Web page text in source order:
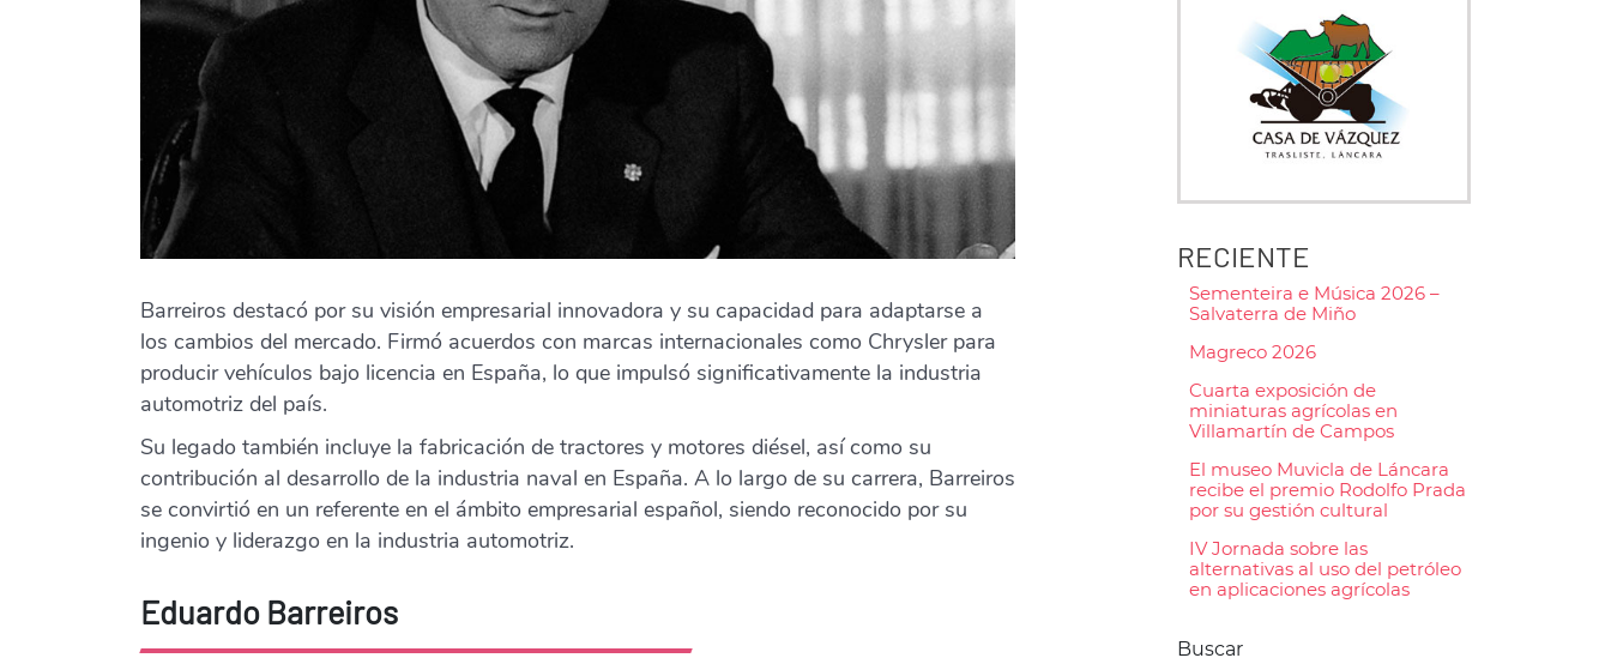
Barreiros destacó por su visión empresarial innovadora y su capacidad para adaptarse a
los cambios del mercado. Firmó acuerdos con marcas internacionales como Chrysler para
producir vehículos bajo licencia en España, lo que impulsó significativamente la industria
automotriz del país.
Su legado también incluye la fabricación de tractores y motores diésel, así como su
contribución al desarrollo de la industria naval en España. A lo largo de su carrera, Barreiros
se convirtió en un referente en el ámbito empresarial español, siendo reconocido por su
ingenio y liderazgo en la industria automotriz.
Eduardo Barreiros
RECIENTE
Sementeira e Música 2026 –
Salvaterra de Miño
Magreco 2026
Cuarta exposición de
miniaturas agrícolas en
Villamartín de Campos
El museo Muvicla de Láncara
recibe el premio Rodolfo Prada
por su gestión cultural
IV Jornada sobre las
alternativas al uso del petróleo
en aplicaciones agrícolas
Buscar